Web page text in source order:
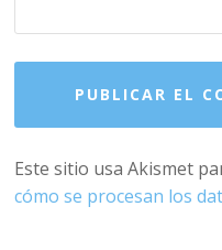
Este sitio usa Akismet
cómo se procesan los